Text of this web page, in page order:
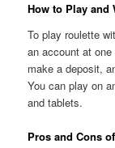
How to Play and
To play roulette
an account at
make a deposit,
You can play on
and tablets.
Pros and Cons